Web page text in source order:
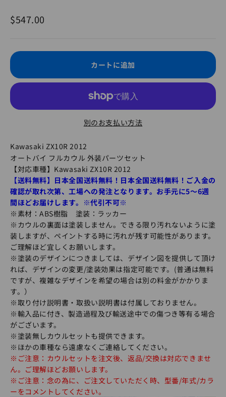
セール価格
$547.00
カートに追加
別のお支払い方法
Kawasaki ZX10R 2012
オートバイ フルカウル 外装パーツセット
【対応車種】Kawasaki ZX10R 2012
【送料無料】日本全国送料無料！日本全国送料無料！ ご入金の
確認が取れ次第、工場への発注となります。お手元に5～6週
間ほどお届けします。 ※代引不可※
※素材：ABS樹脂 塗装：ラッカー
※カウルの裏面は塗装しません。できる限り汚れないように塗
装しますが、ペイントする時に汚れが残す可能性があります。
ご理解ほど宜しくお願いします。
※塗装のデザインにつきましては、デザイン図を提供して頂け
れば、デザインの変更/塗装効果は指定可能です。(普通は無料
ですが、複雑なデザインを希望の場合は別の料金がかかりま
す。）
※取り付け説明書・取扱い説明書は付属しておりません。
※輸入品に付き、製造過程及び輸送途中での傷つき等有る場合
がございます。
※塗装無しカウルセットも提供できます。
※ほかの車種なら遠慮なくご連絡してください。
※ご注意：カウルセットを注文後、返品/交換は対応できませ
ん。ご理解ほどお願いします。
※ご注意：念の為に、ご注文していただく時、型番/年式/カラ
ーをコメントしてください。